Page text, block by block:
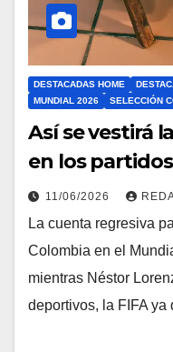
DESTACADAS HOME
MUNDIAL 2026
SELECCIÓN
Así se vestirá
en los
11/06/2026
La cuenta regresiva
Colombia en el
mientras Néstor
deportivos, la FIFA